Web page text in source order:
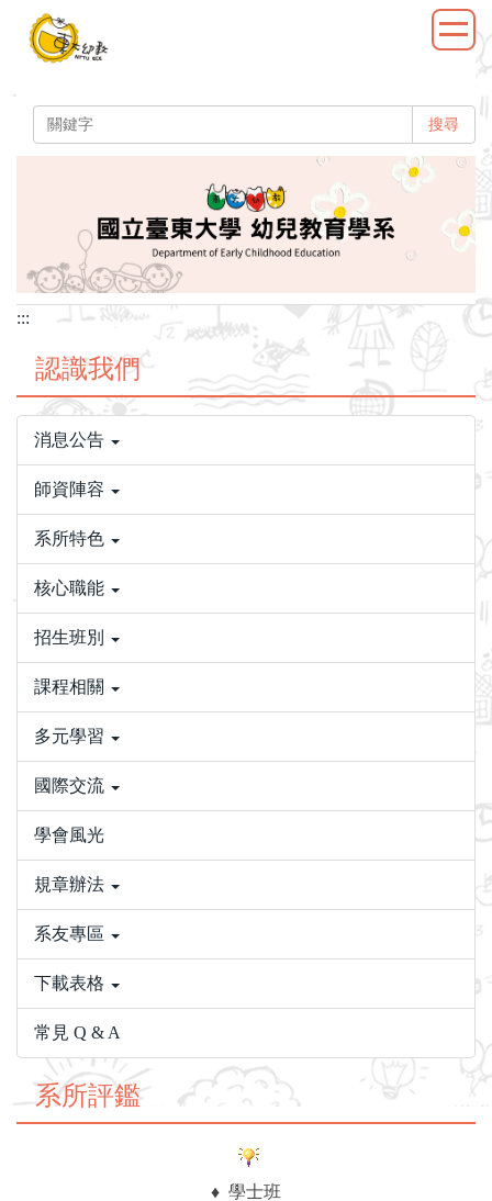
搜尋
:::
認識我們
消息公告
師資陣容
系所特色
核心職能
招生班別
課程相關
多元學習
國際交流
學會風光
規章辦法
系友專區
下載表格
常見 Q & A
系所評鑑
♦ 學士班